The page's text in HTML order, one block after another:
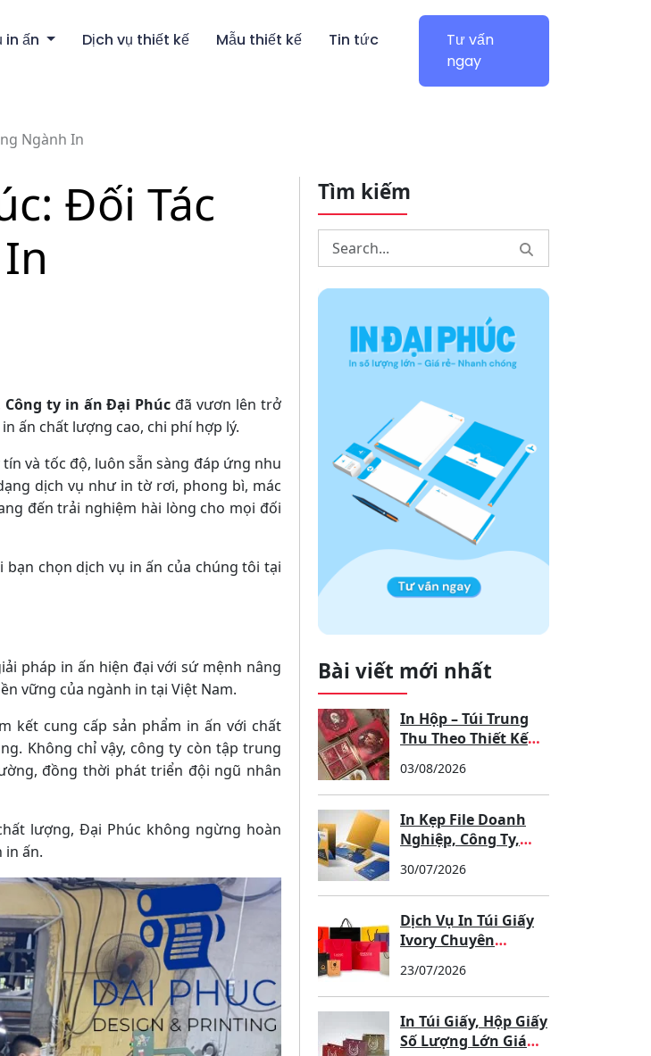
in ấn Dịch vụ thiết kế Mẫu thiết kế
Tin tức
Tư vấn
ngay
Ngành In
Đối Tác
Công ty in ấn Đại Phúcđã vươn lên trở
ấn chất lượng cao, chi phí hợp lý.
và tốc độ, luôn sẵn sàng đáp ứng nhu
dịch vụ như in tờ rơi, phong bì, mác
đến trải nghiệm hài lòng cho mọi đối
chọn dịch vụ in ấn của chúng tôi tại
pháp in ấn hiện đại với sứ mệnh nâng
vững của ngành in tại Việt Nam.
kết cung cấp sản phẩm in ấn với chất
Không chỉ vậy, công ty còn tập trung
đồng thời phát triển đội ngũ nhân
lượng, Đại Phúc không ngừng hoàn
in ấn.
Tìm kiếm
Bài viết mới nhất
In Hộp – Túi Trung
Thu Theo Thiết Kế
Nghiệp, Cửa Hàng
03/08/2026
In Kẹp File Doanh
Nghiệp, Công Ty,
Chuyên Nghiệp,
Sang Trọng, Nâng
Tầm Thương Hiệu
30/07/2026
Dịch Vụ In Túi Giấy
Ivory Chuyên
23/07/2026
In Túi Giấy, Hộp Giấy
Số Lượng Lớn Giá